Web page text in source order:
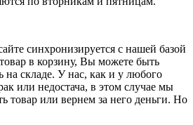
синхронизируется с нашей базой
в корзину, Вы можете быть
на складе. У нас, как и у любого
или недостача, в этом случае мы
товар или вернем за него деньги. Но